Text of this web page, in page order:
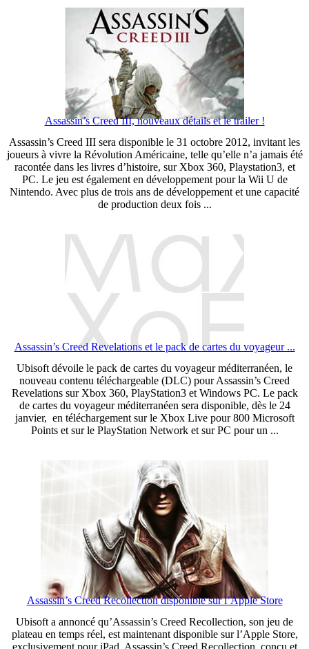
Assassin’s Creed III, nouveaux détails et le trailer !
Assassin’s Creed III sera disponible le 31 octobre 2012, invitant les
joueurs à vivre la Révolution Américaine, telle qu’elle n’a jamais été
racontée dans les livres d’histoire, sur Xbox 360, Playstation3, et
PC. Le jeu est également en développement pour la Wii U de
Nintendo. Avec plus de trois ans de développement et une capacité
de production deux fois ...
Assassin’s Creed Revelations et le pack de cartes du voyageur ...
Ubisoft dévoile le pack de cartes du voyageur méditerranéen, le
nouveau contenu téléchargeable (DLC) pour Assassin’s Creed
Revelations sur Xbox 360, PlayStation3 et Windows PC. Le pack
de cartes du voyageur méditerranéen sera disponible, dès le 24
janvier, en téléchargement sur le Xbox Live pour 800 Microsoft
Points et sur le PlayStation Network et sur PC pour un ...
Assassin’s Creed Recollection disponible sur l’Apple Store
Ubisoft a annoncé qu’Assassin’s Creed Recollection, son jeu de
plateau en temps réel, est maintenant disponible sur l’Apple Store,
exclusivement pour iPad. Assassin’s Creed Recollection, conçu et